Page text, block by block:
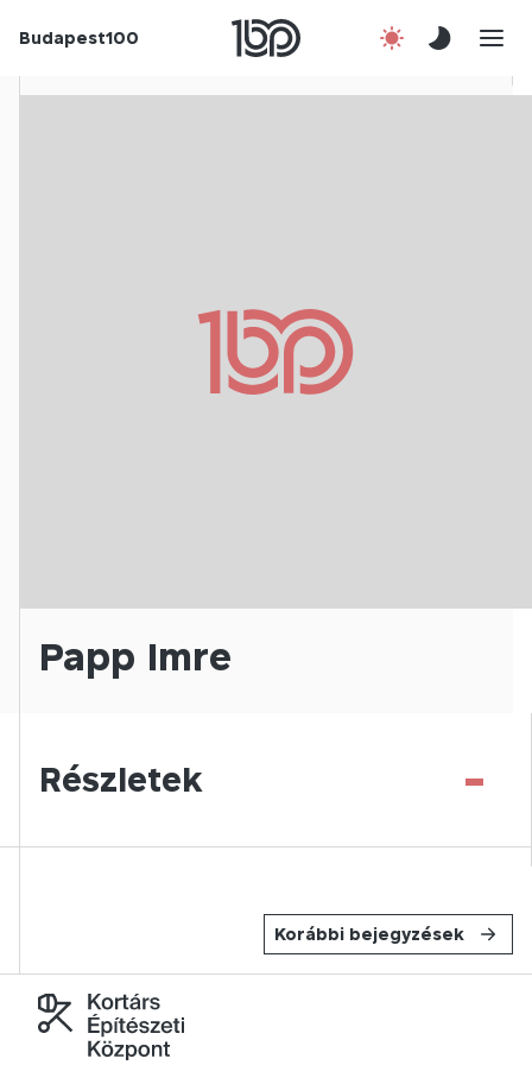
Budapest100 Rólunk
Korábbi évek
Papp Imre
Részletek -
Korábbi bejegyzések